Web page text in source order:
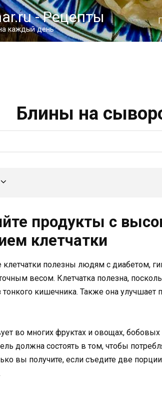
- Рецепты
каждый день
Блины на
продукты с
клетчатки
клетчатки полезны людям с диабетом,
весом. Клетчатка полезна,
кишечника. Также она улучшает
во многих фруктах и ​​овощах,
должна состоять в том, чтобы
вы получите, если съедите две